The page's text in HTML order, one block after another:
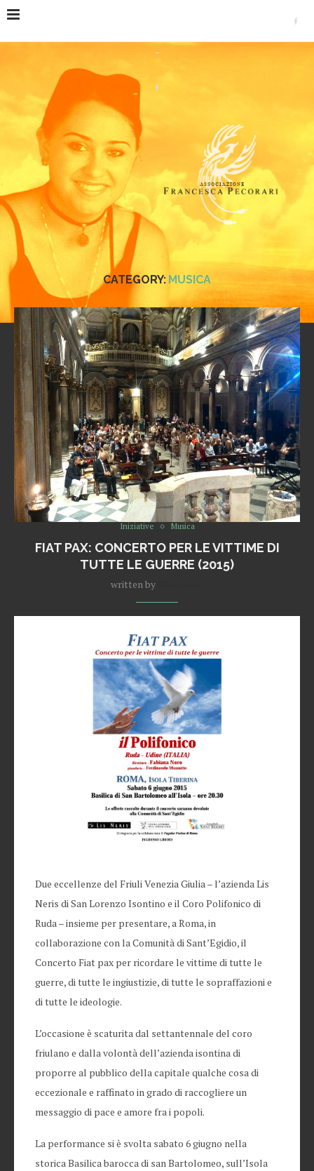
Home Iniziative Musica
CATEGORY: MUSICA
Iniziative Musica
FIAT PAX: CONCERTO PER LE VITTIME DI
TUTTE LE GUERRE (2015)
written by
Due eccellenze del Friuli Venezia Giulia – l’azienda Lis
Neris di San Lorenzo Isontino e il Coro Polifonico di
Ruda – insieme per presentare, a Roma, in
collaborazione con la Comunità di Sant’Egidio, il
Concerto Fiat pax per ricordare le vittime di tutte le
guerre, di tutte le ingiustizie, di tutte le sopraffazioni e
di tutte le ideologie.
L’occasione è scaturita dal settantennale del coro
friulano e dalla volontà dell’azienda isontina di
proporre al pubblico della capitale qualche cosa di
eccezionale e raffinato in grado di raccogliere un
messaggio di pace e amore fra i popoli.
La performance si è svolta sabato 6 giugno nella
storica Basilica barocca di san Bartolomeo, sull’Isola